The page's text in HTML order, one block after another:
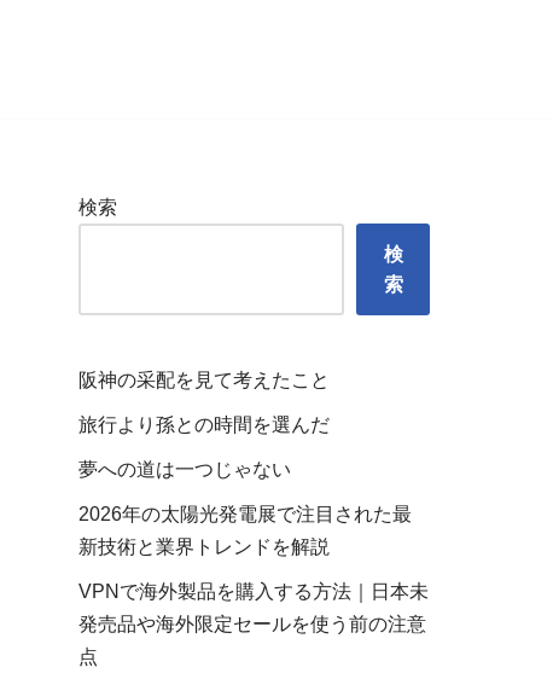
検索
検
索
阪神の采配を見て考えたこと
旅行より孫との時間を選んだ
夢への道は一つじゃない
2026年の太陽光発電展で注目された最
新技術と業界トレンドを解説
VPNで海外製品を購入する方法｜日本未
発売品や海外限定セールを使う前の注意
点